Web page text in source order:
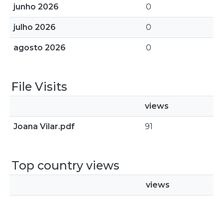
junho 2026 0
julho 2026 0
agosto 2026 0
File Visits
views
Joana Vilar.pdf 91
Top country views
views